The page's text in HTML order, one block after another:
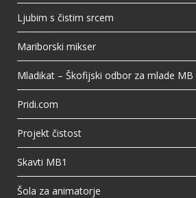
Ljubim s čistim srcem
Mariborski mikser
Mladikat – Škofijski odbor za mlade MB
Pridi.com
Projekt čistost
Skavti MB1
Šola za animatorje